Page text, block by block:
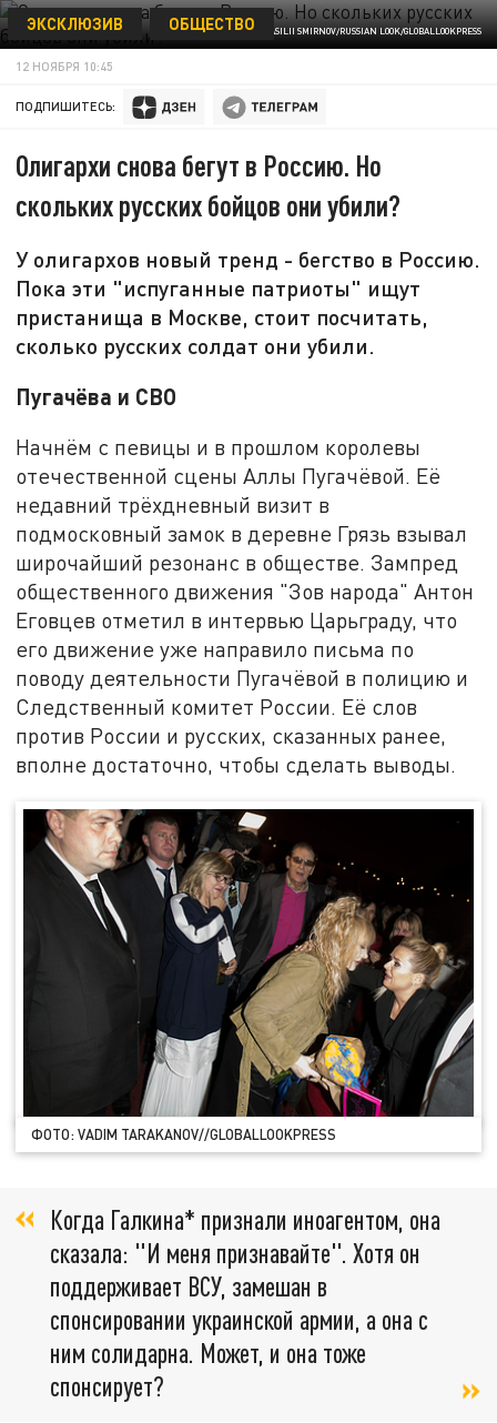
ФОТО: VASILII SMIRNOV/RUSSIAN LOOK/GLOBALLOOKPRESS
ЭКСКЛЮЗИВ ОБЩЕСТВО
12 НОЯБРЯ 10:45
ПОДПИШИТЕСЬ:
Олигархи снова бегут в Россию. Но
скольких русских бойцов они убили?
У олигархов новый тренд - бегство в Россию.
Пока эти "испуганные патриоты" ищут
пристанища в Москве, стоит посчитать,
сколько русских солдат они убили.
Пугачёва и СВО
Начнём с певицы и в прошлом королевы
отечественной сцены Аллы Пугачёвой. Её
недавний трёхдневный визит в
подмосковный замок в деревне Грязь взывал
широчайший резонанс в обществе. Зампред
общественного движения "Зов народа" Антон
Еговцев отметил в интервью Царьграду, что
его движение уже направило письма по
поводу деятельности Пугачёвой в полицию и
Следственный комитет России. Её слов
против России и русских, сказанных ранее,
вполне достаточно, чтобы сделать выводы.
ФОТО: VADIM TARAKANOV//GLOBALLOOKPRESS
Когда Галкина* признали иноагентом, она
сказала: "И меня признавайте". Хотя он
поддерживает ВСУ, замешан в
спонсировании украинской армии, а она с
ним солидарна. Может, и она тоже
спонсирует?